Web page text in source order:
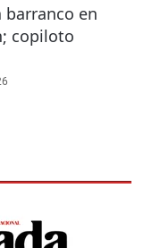
barranco en
copiloto